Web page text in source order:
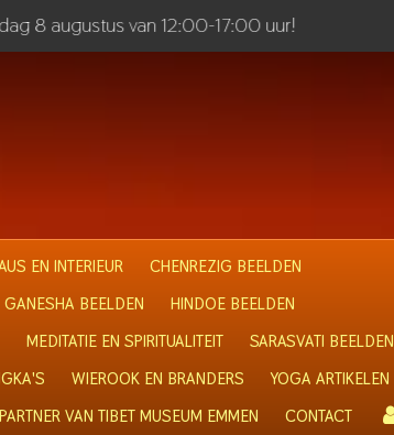
8 augustus van 12:00-17:00 uur!
EN INTERIEUR
CHENREZIG BEELDEN
GANESHA BEELDEN
HINDOE BEELDEN
MEDITATIE EN SPIRITUALITEIT
SARASVATI BEELDEN
WIEROOK EN BRANDERS
YOGA ARTIKELEN
PARTNER VAN TIBET MUSEUM EMMEN CONTACT